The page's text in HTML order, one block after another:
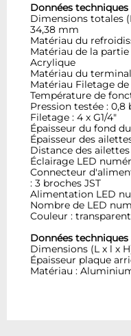
Données
Dimensions totales
34,38 mm
Matériau du
Matériau de la
Acrylique
Matériau du
Matériau Filetage
Température de
Pression testée : 0,8
Filetage : 4 x G1/4"
Épaisseur du fond
Épaisseur des
Distance des
Éclairage LED
Connecteur
: 3 broches JST
Alimentation LED
Nombre de LED
Couleur : transparent
Données
Dimensions (L x l x
Épaisseur plaque
Matériau :